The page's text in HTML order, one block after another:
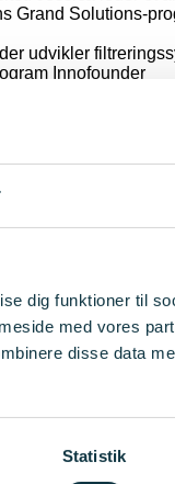
dig funktioner til
med vores
disse data
Statistik
Grand Solutions-
udvikler
Innofounder
kvantefotonik
hos Apple
der upcycler
to-X startup-
sommerhuse. Er
en
hun udpeget i